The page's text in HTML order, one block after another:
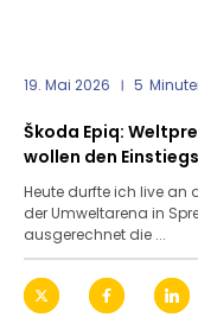
19. Mai 2026 5
Škoda Epiq:
wollen den
Heute durfte ich live an
der Umweltarena in
ausgerechnet die ...